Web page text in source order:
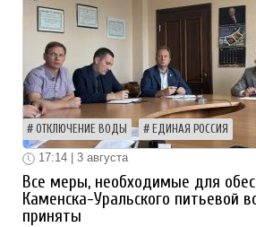
ОТКЛЮЧЕНИЕ ВОДЫ ЕДИНАЯ РОССИЯ
17:14 | 3 августа
Все меры, необходимые для
Каменска-Уральского питьевой
приняты